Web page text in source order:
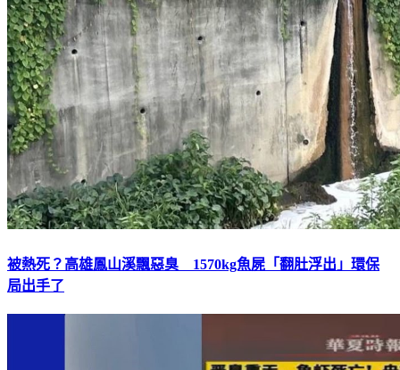
被熱死？高雄鳳山溪飄惡臭 1570kg魚屍「翻肚浮出」環保
局出手了